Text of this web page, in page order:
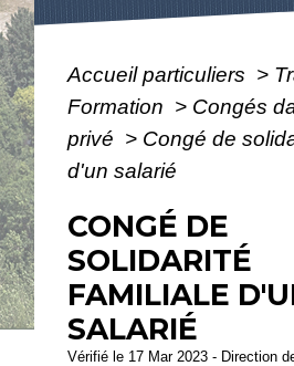
Accueil particuliers >
Formation > Congés
privé > Congé de
d'un salarié
CONGÉ DE
SOLIDARITÉ
FAMILIALE
SALARIÉ
Vérifié le 17 Mar 2023 - Direction